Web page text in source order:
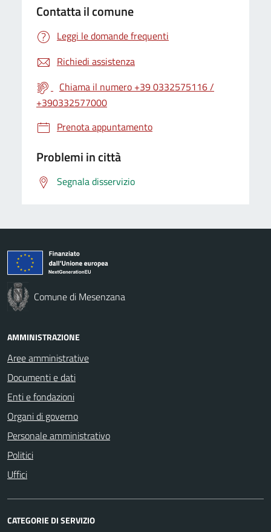
Contatta il comune
Leggi le domande frequenti
Richiedi assistenza
Chiama il numero +39 0332575116 /
+390332577000
Prenota appuntamento
Problemi in città
Segnala disservizio
Comune di Mesenzana
AMMINISTRAZIONE
Aree amministrative
Documenti e dati
Enti e fondazioni
Organi di governo
Personale amministrativo
Politici
Uffici
CATEGORIE DI SERVIZIO